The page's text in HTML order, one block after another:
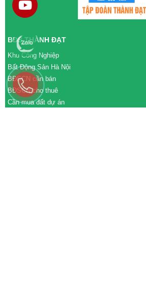
BĐS THÀNH ĐẠT
Khu Công Nghiệp
Bất Động Sản Hà Nội
BĐSCN cần bán
BĐSCN cho thuê
Cần mua đất dự án